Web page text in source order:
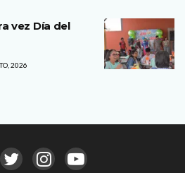
vez Día del
2026